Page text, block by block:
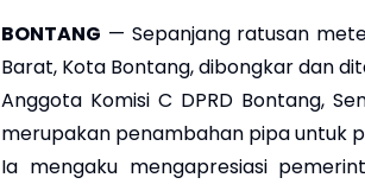
BONTANG — Sepanjang ratusan
Barat, Kota Bontang, dibongkar dan
Anggota Komisi C DPRD Bontang,
merupakan penambahan pipa untuk
Ia mengaku mengapresiasi